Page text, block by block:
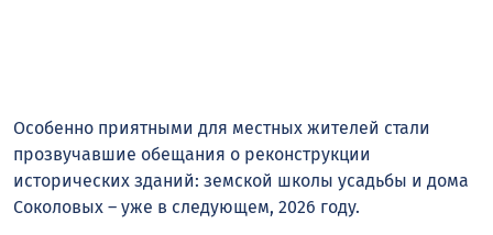
Особенно приятными для местных жителей стали
прозвучавшие обещания о реконструкции
исторических зданий: земской школы усадьбы и дома
Соколовых – уже в следующем, 2026 году.